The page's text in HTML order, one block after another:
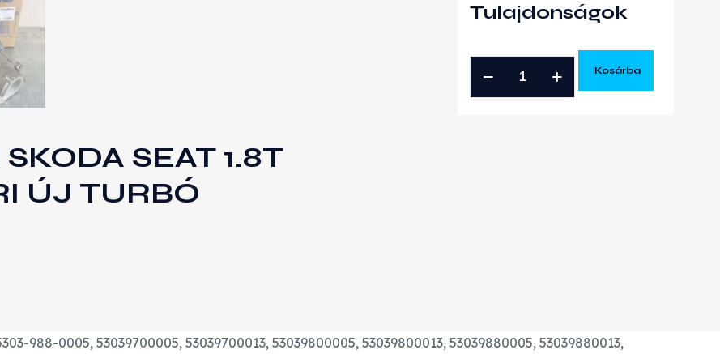
SEAT 1.8T
ÚJ TURBÓ
Tulajdonságok
Kosárba
988-0005, 53039700005, 53039700013, 53039800005, 53039800013, 53039880005, 53039880013,